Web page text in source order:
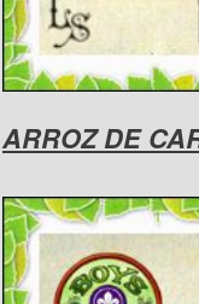
ARROZ DE